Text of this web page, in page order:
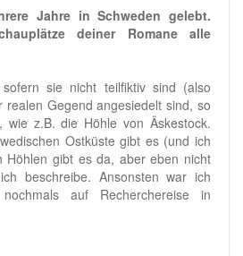
Jahre in Schweden gelebt.
deiner Romane alle
sie nicht teilfiktiv sind (also
Gegend angesiedelt sind, so
wie z.B. die Höhle von Äskestock.
Ostküste gibt es (und ich
Höhlen gibt es da, aber eben nicht
beschreibe. Ansonsten war ich
auf Recherchereise in